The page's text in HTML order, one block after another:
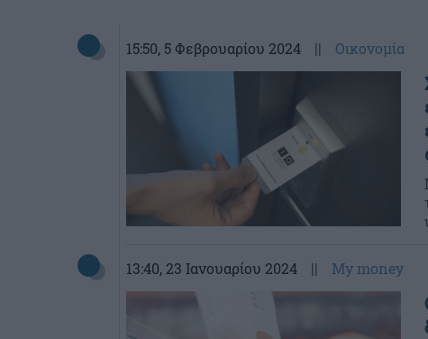
15:50, 5 Φεβρουαρίου 2024 || Οικονομία
13:40, 23 Ιανουαρίου 2024 || My money